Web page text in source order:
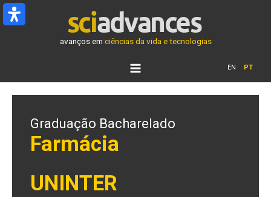
Ir
para
avanços em ciências da vida e tecnologias
EN PT
Graduação Bacharelado
Farmácia
UNINTER